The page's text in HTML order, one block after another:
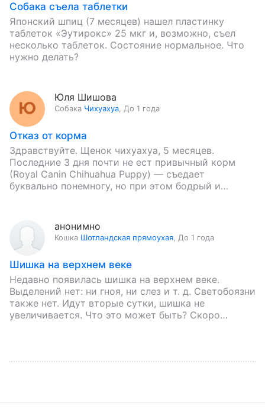
Собака съела таблетки
Японский шпиц (7 месяцев) нашел пластинку
таблеток «Эутирокс» 25 мкг и, возможно, съел
несколько таблеток. Состояние нормальное. Что
нужно делать?
Юля Шишова
Собака Чихуахуа До 1 года
Отказ от корма
Здравствуйте. Щенок чихуахуа, 5 месяцев.
Последние 3 дня почти не ест привычный корм
(Royal Canin Chihuahua Puppy) — съедает
буквально понемногу, но при этом бодрый и
анонимно
Кошка Шотландская прямоухая До 1 года
Шишка на верхнем веке
Недавно появилась шишка на верхнем веке.
Выделений нет: ни гноя, ни слез и т. д. Светобоязни
также нет. Идут вторые сутки, шишка не
увеличивается. Что это может быть? Скоро